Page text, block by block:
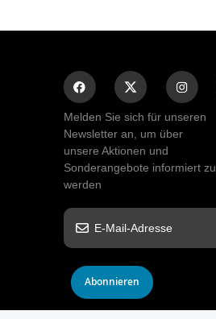
Melden Sie sich für unseren
Newsletter an, um über
unsere Aktionen und
Sonderangebote informiert zu
werden
Abonnieren